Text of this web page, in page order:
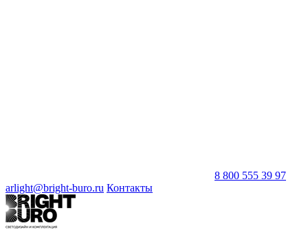
8 800 555 39 97
arlight@bright-buro.ru Контакты